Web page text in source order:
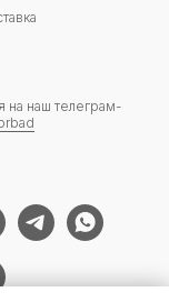
на наш телеграм-